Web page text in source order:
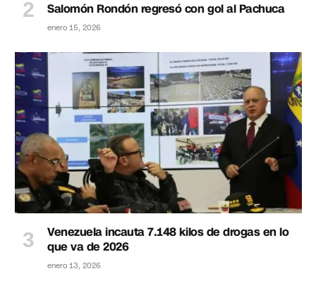
Salomón Rondón regresó con gol al Pachuca
enero 15, 2026
Venezuela incauta 7.148 kilos de drogas en lo
que va de 2026
enero 13, 2026